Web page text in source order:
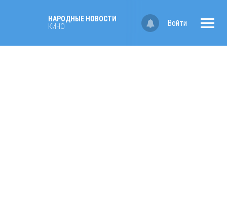
НАРОДНЫЕ НОВОСТИ
КИНО
Войти